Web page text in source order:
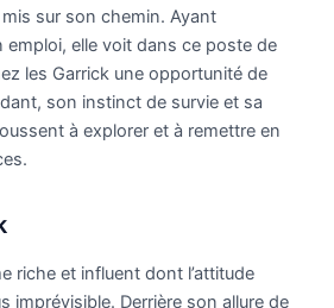
sur son chemin. Ayant
emploi, elle voit dans ce poste de
les Garrick une opportunité de
son instinct de survie et sa
à explorer et à remettre en
riche et influent dont l’attitude
imprévisible. Derrière son allure de